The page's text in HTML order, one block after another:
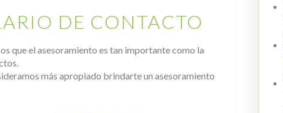
DE CONTACTO
que el asesoramiento es tan importante como la
más apropiado brindarte un asesoramiento